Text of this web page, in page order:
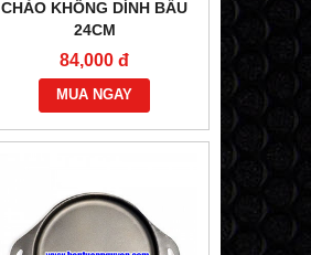
CHẢO KHÔNG DÍNH BẦU
24CM
84,000 đ
MUA NGAY